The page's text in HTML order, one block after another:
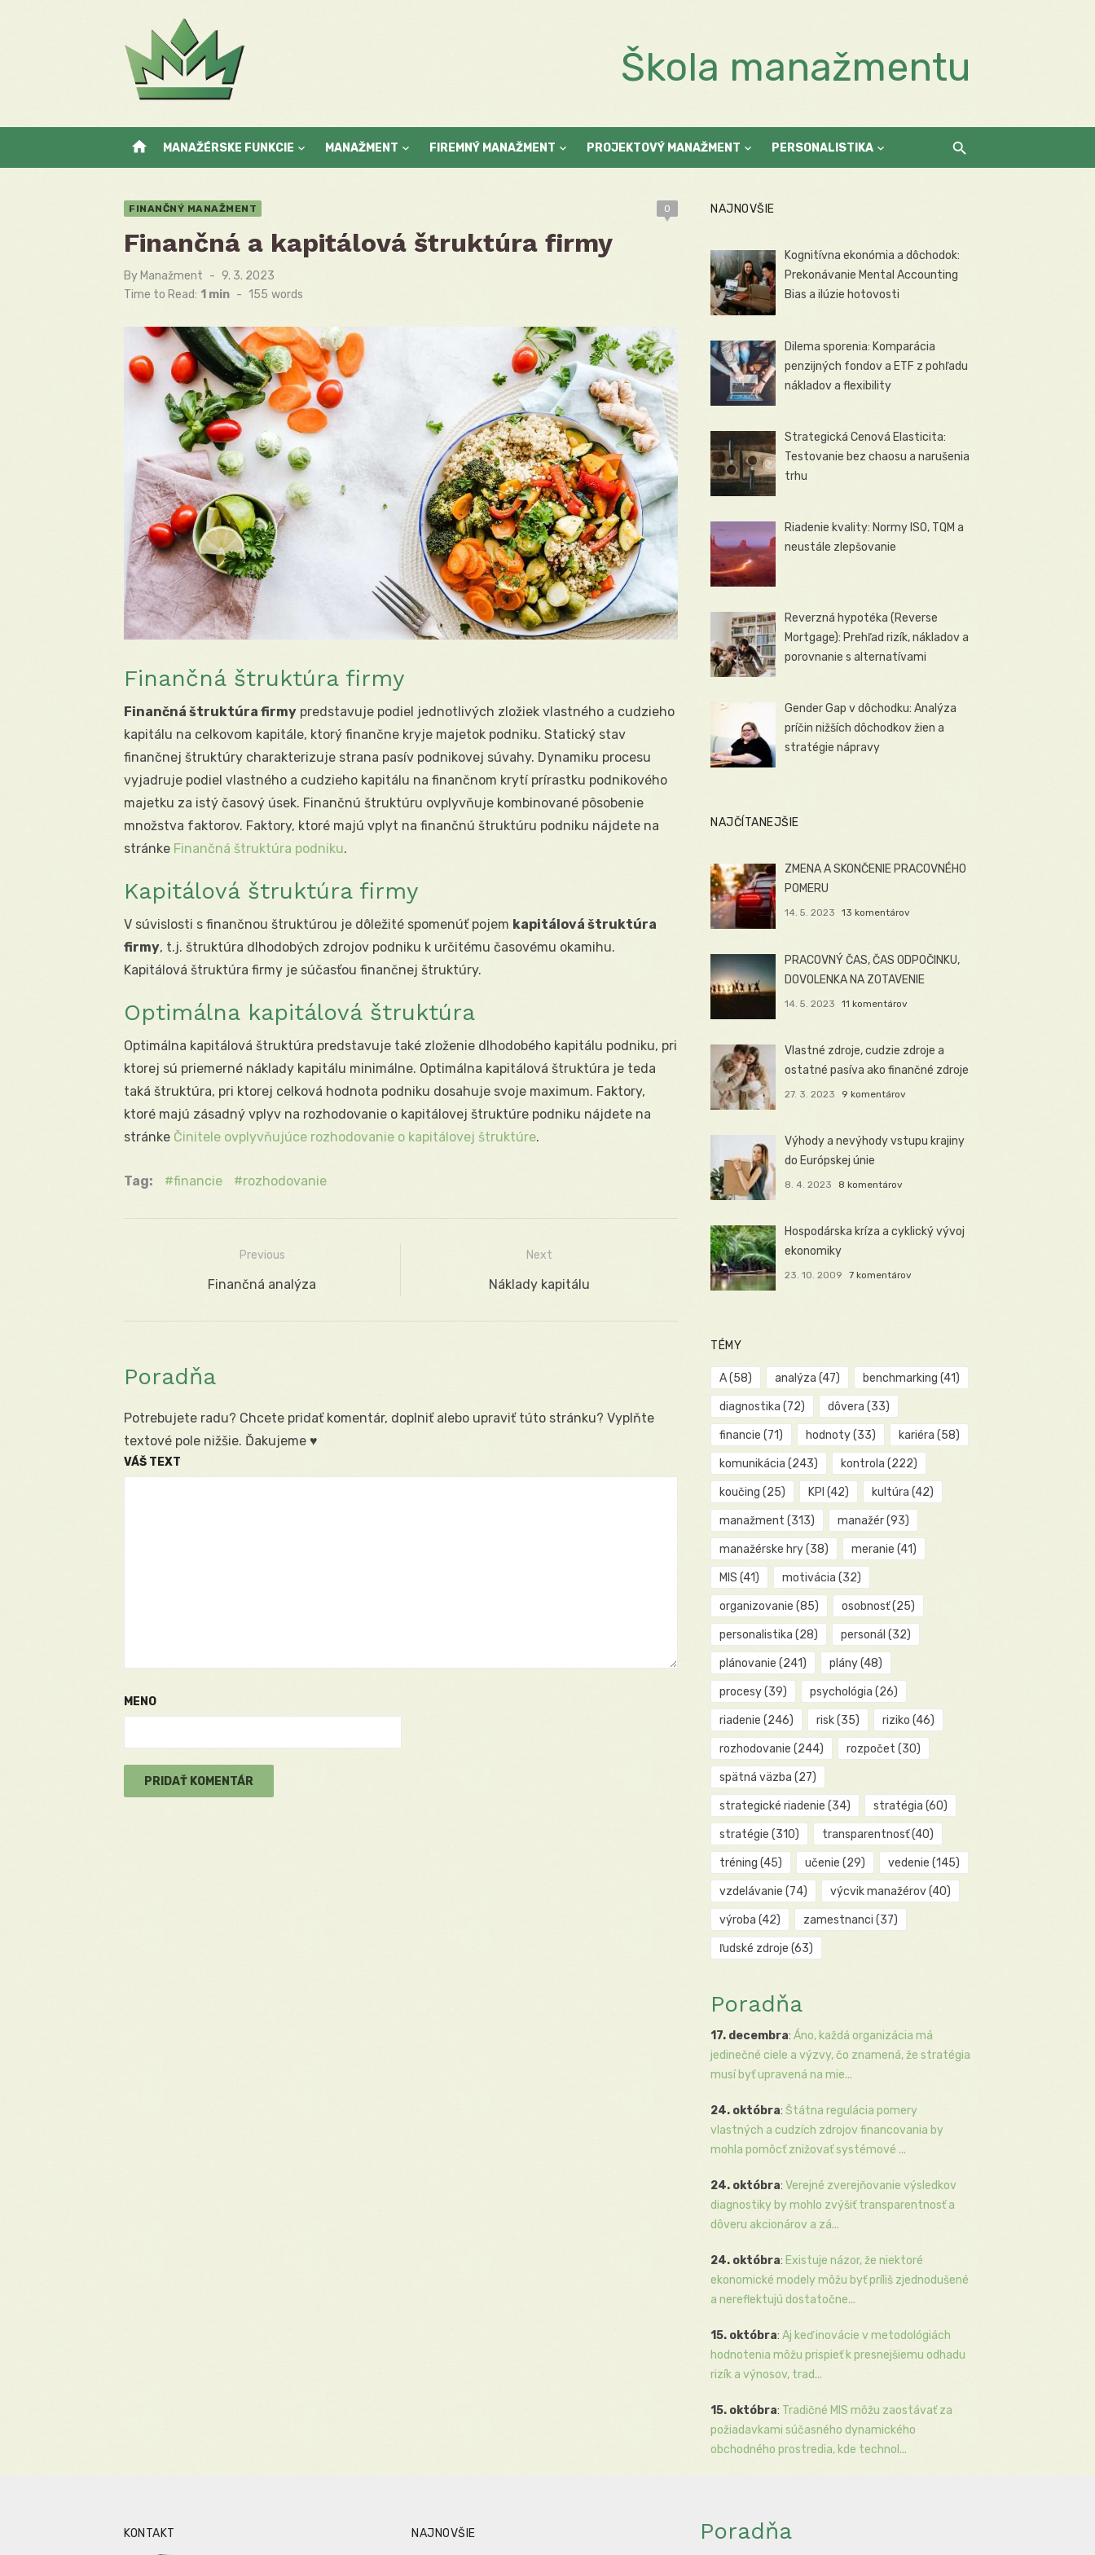
Škola manažmentu
home MANAŽÉRSKE FUNKCIE MANAŽMENT FIREMNÝ MANAŽMENT PROJEKTOVÝ MANAŽMENT PERSONALISTIKA
FINANČNÝ MANAŽMENT 0
Finančná a kapitálová štruktúra firmy
By Manažment
Posted
on
9. 3. 2023
Time to Read: 1 min - 155 words
Finančná štruktúra firmy
Finančná štruktúra firmy predstavuje podiel jednotlivých zložiek vlastného a cudzieho
kapitálu na celkovom kapitále, ktorý finančne kryje majetok podniku. Statický stav
finančnej štruktúry charakterizuje strana pasív podnikovej súvahy. Dynamiku procesu
vyjadruje podiel vlastného a cudzieho kapitálu na finančnom krytí prírastku podnikového
majetku za istý časový úsek. Finančnú štruktúru ovplyvňuje kombinované pôsobenie
množstva faktorov. Faktory, ktoré majú vplyt na finančnú štruktúru podniku nájdete na
stránke Finančná štruktúra podniku.
Kapitálová štruktúra firmy
V súvislosti s finančnou štruktúrou je dôležité spomenúť pojem kapitálová štruktúra
firmy, t.j. štruktúra dlhodobých zdrojov podniku k určitému časovému okamihu.
Kapitálová štruktúra firmy je súčasťou finančnej štruktúry.
Optimálna kapitálová štruktúra
Optimálna kapitálová štruktúra predstavuje také zloženie dlhodobého kapitálu podniku, pri
ktorej sú priemerné náklady kapitálu minimálne. Optimálna kapitálová štruktúra je teda
taká štruktúra, pri ktorej celková hodnota podniku dosahuje svoje maximum. Faktory,
ktoré majú zásadný vplyv na rozhodovanie o kapitálovej štruktúre podniku nájdete na
stránke Činitele ovplyvňujúce rozhodovanie o kapitálovej štruktúre.
Tag: financie rozhodovanie
Navigácia
Previous
Previous
Finančná analýza
Next
Next
Náklady kapitálu
Poradňa
Potrebujete radu? Chcete pridať komentár, doplniť alebo upraviť túto stránku? Vyplňte
textové pole nižšie. Ďakujeme ♥
VÁŠ TEXT
MENO
NAJNOVŠIE
Kognitívna ekonómia a dôchodok:
Prekonávanie Mental Accounting
Bias a ilúzie hotovosti
Dilema sporenia: Komparácia
penzijných fondov a ETF z pohľadu
nákladov a flexibility
Strategická Cenová Elasticita:
Testovanie bez chaosu a narušenia
trhu
Riadenie kvality: Normy ISO, TQM a
neustále zlepšovanie
Reverzná hypotéka (Reverse
Mortgage): Prehľad rizík, nákladov a
porovnanie s alternatívami
Gender Gap v dôchodku: Analýza
príčin nižších dôchodkov žien a
stratégie nápravy
NAJČÍTANEJŠIE
ZMENA A SKONČENIE PRACOVNÉHO
POMERU
14. 5. 2023 13 komentárov
PRACOVNÝ ČAS, ČAS ODPOČINKU,
DOVOLENKA NA ZOTAVENIE
14. 5. 2023 11 komentárov
Vlastné zdroje, cudzie zdroje a
ostatné pasíva ako finančné zdroje
27. 3. 2023 9 komentárov
Výhody a nevýhody vstupu krajiny
do Európskej únie
8. 4. 2023 8 komentárov
Hospodárska kríza a cyklický vývoj
ekonomiky
23. 10. 2009 7 komentárov
TÉMY
A(58) analýza (47) benchmarking (41)
diagnostika (72) dôvera (33)
financie (71) hodnoty(33) kariéra (58)
komunikácia (243) kontrola (222)
koučing (25) KPI (42) kultúra (42)
manažment (313) manažér(93)
manažérske hry(38) meranie (41)
MIS (41) motivácia (32)
organizovanie (85) osobnosť(25)
personalistika (28) personál (32)
plánovanie (241) plány(48)
procesy(39) psychológia (26)
riadenie (246) risk(35) riziko (46)
rozhodovanie (244) rozpočet (30)
spätná väzba (27)
strategické riadenie (34) stratégia (60)
stratégie (310) transparentnosť(40)
tréning (45) učenie (29) vedenie (145)
vzdelávanie (74) výcvik manažérov(40)
výroba (42) zamestnanci (37)
ľudské zdroje (63)
Poradňa
17. decembra: Áno, každá organizácia má
jedinečné ciele a výzvy, čo znamená, že stratégia
musí byť upravená na mie...
24. októbra: Štátna regulácia pomery
vlastných a cudzích zdrojov financovania by
mohla pomôcť znižovať systémové ...
24. októbra: Verejné zverejňovanie výsledkov
diagnostiky by mohlo zvýšiť transparentnosť a
dôveru akcionárov a zá...
24. októbra: Existuje názor, že niektoré
ekonomické modely môžu byť príliš zjednodušené
a nereflektujú dostatočne...
15. októbra: Aj keď inovácie v metodológiách
hodnotenia môžu prispieť k presnejšiemu odhadu
rizík a výnosov, trad...
15. októbra: Tradičné MIS môžu zaostávať za
požiadavkami súčasného dynamického
obchodného prostredia, kde technol...
KONTAKT NAJNOVŠIE Poradňa